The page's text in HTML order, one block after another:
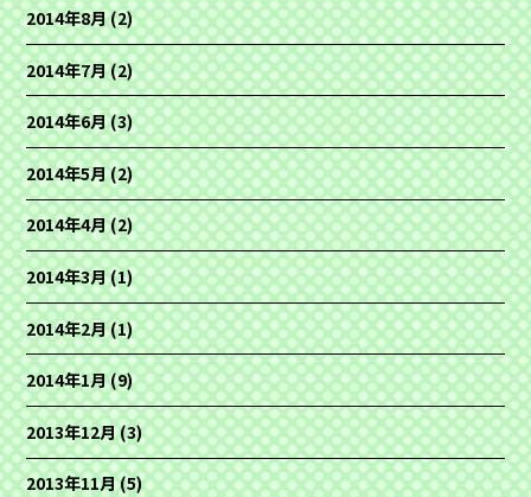
2014年8月(2)
2014年7月(2)
2014年6月(3)
2014年5月(2)
2014年4月(2)
2014年3月(1)
2014年2月(1)
2014年1月(9)
2013年12月(3)
2013年11月(5)